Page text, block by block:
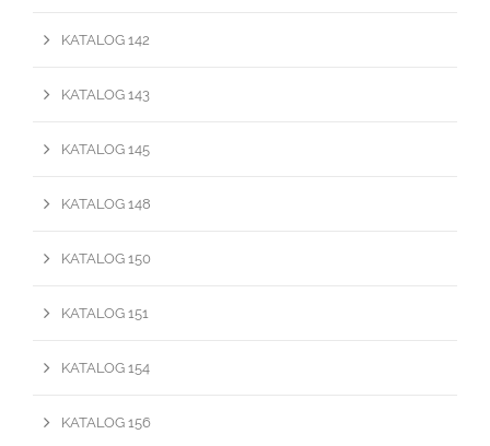
KATALOG 142
KATALOG 143
KATALOG 145
KATALOG 148
KATALOG 150
KATALOG 151
KATALOG 154
KATALOG 156